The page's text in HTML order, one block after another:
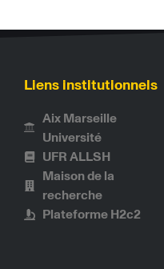
Liens institutionnels
Aix Marseille
Université
UFR ALLSH
Maison de la
recherche
Plateforme H2c2